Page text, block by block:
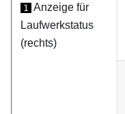
1
Anzeige für
Laufwerkstatus
(rechts)